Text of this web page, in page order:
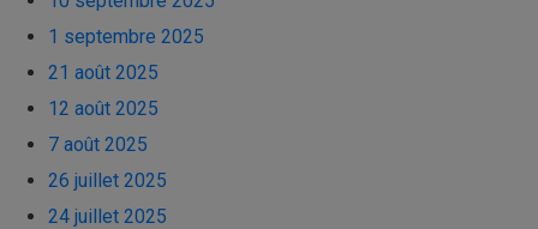
1 septembre 2025
21 août 2025
12 août 2025
7 août 2025
26 juillet 2025
24 juillet 2025